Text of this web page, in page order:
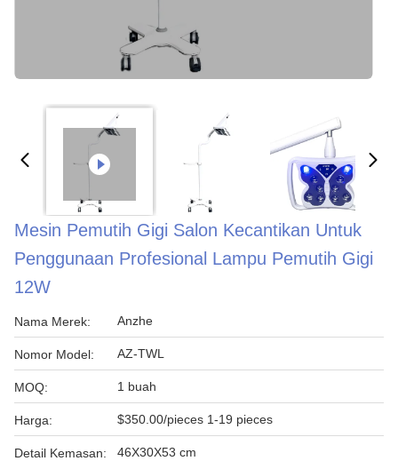
Mesin Pemutih Gigi Salon Kecantikan Untuk
Penggunaan Profesional Lampu Pemutih Gigi
12W
Nama Merek: Anzhe
Nomor Model: AZ-TWL
MOQ: 1 buah
Harga: $350.00/pieces 1-19 pieces
Detail Kemasan: 46X30X53 cm